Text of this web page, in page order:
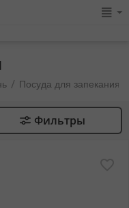
/ Посуда для запекания
Фильтры